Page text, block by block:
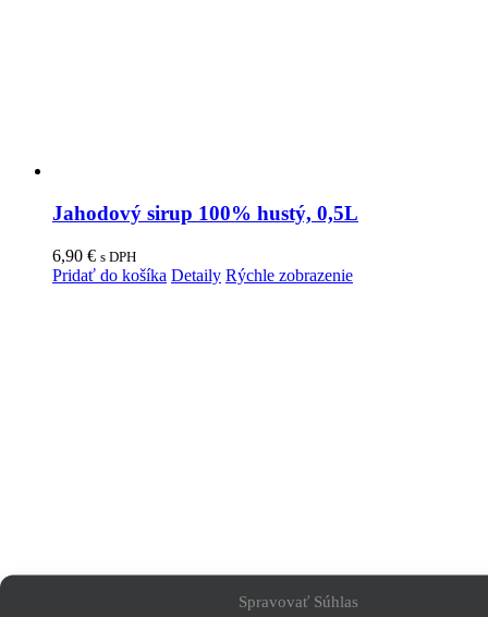
Spravovať Súhlas
Jahodový sirup 100% hustý, 0,5L
6,90 € s DPH
Pridať do košíka Detaily Rýchle zobrazenie